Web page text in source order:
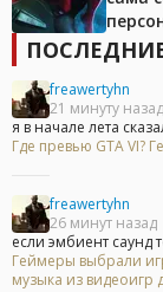
freawertyhn
21 минуту назад
я в начале лета
Где превью GTA VI?
freawertyhn
26 минут назад
если эмбиент саунд
Геймеры выбрали
музыка из видеоигр